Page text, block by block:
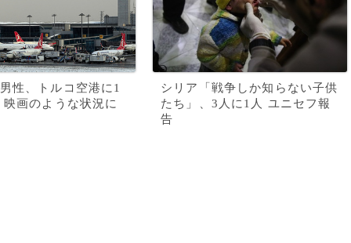
性、トルコ空港に1
画のような状況に
シリア「戦争しか知らない子供
たち」、3人に1人 ユニセフ報
告